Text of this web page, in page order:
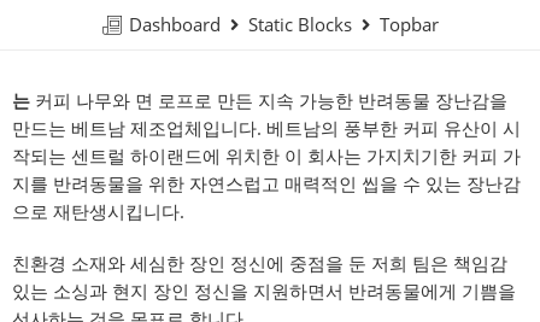
Dashboard Static Blocks Topbar
는 커피 나무와 면 로프로 만든 지속 가능한 반려동물 장난감을
만드는 베트남 제조업체입니다. 베트남의 풍부한 커피 유산이 시
작되는 센트럴 하이랜드에 위치한 이 회사는 가지치기한 커피 가
지를 반려동물을 위한 자연스럽고 매력적인 씹을 수 있는 장난감
으로 재탄생시킵니다.
친환경 소재와 세심한 장인 정신에 중점을 둔 저희 팀은 책임감
있는 소싱과 현지 장인 정신을 지원하면서 반려동물에게 기쁨을